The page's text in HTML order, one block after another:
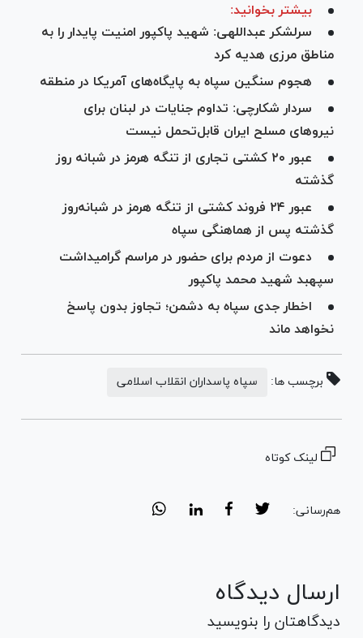
بیشتر بخوانید:
سرلشکر عبداللهی: شهید پاکپور امنیت پایدار را به
مناطق مرزی هدیه کرد
هجوم سنگین سپاه به پایگاه‌های آمریکا در منطقه
سردار شکارچی: تداوم جنایات در لبنان برای
نیروهای مسلح ایران قابل‌تحمل نیست
عبور ۲۰ کشتی تجاری از تنگه هرمز در شبانه روز
گذشته
عبور ۲۴ فروند کشتی از تنگه هرمز در شبانه‌روز
گذشته پس از هماهنگی سپاه
دعوت از مردم برای حضور در مراسم گرامیداشت
سپهبد شهید محمد پاکپور
اخطار جدی سپاه به دشمن؛ تجاوز بدون پاسخ
نخواهد ماند
برچسب ها: سپاه پاسداران انقلاب اسلامی
لینک کوتاه
هم‌رسانی:
ارسال دیدگاه
دیدگاهتان را بنویسید